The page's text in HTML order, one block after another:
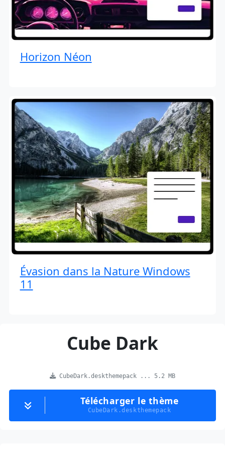
Horizon Néon
Évasion dans la Nature Windows
11
Cube Dark
CubeDark.deskthemepack ... 5.2 MB
Télécharger le thème
CubeDark.deskthemepack